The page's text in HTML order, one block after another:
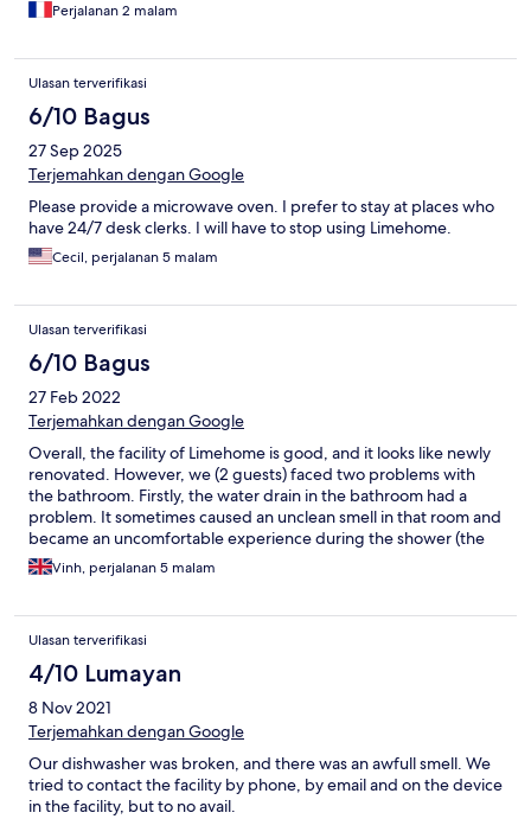
Perjalanan 2 malam
Ulasan terverifikasi
6/10 Bagus
27 Sep 2025
Terjemahkan dengan Google
Please provide a microwave oven. I prefer to stay at places who
have 24/7 desk clerks. I will have to stop using Limehome.
Cecil, perjalanan 5 malam
Ulasan terverifikasi
6/10 Bagus
27 Feb 2022
Terjemahkan dengan Google
Overall, the facility of Limehome is good, and it looks like newly
renovated. However, we (2 guests) faced two problems with
the bathroom. Firstly, the water drain in the bathroom had a
problem. It sometimes caused an unclean smell in that room and
became an uncomfortable experience during the shower (the
smell became stronger). Secondly, on 25.02, at about 22:00,
there was suddenly no more hot water in the bathroom during
came back. It would be better to change the room, but it was
already my last day there. Of course, we did not expect those
things from the price we paid.
Vinh, perjalanan 5 malam
Ulasan terverifikasi
4/10 Lumayan
8 Nov 2021
Terjemahkan dengan Google
Our dishwasher was broken, and there was an awfull smell. We
tried to contact the facility by phone, by email and on the device
in the facility, but to no avail.